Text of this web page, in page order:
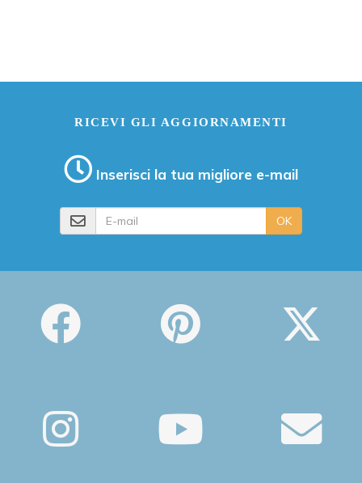
RICEVI GLI AGGIORNAMENTI
Inserisci la tua migliore e-mail
OK